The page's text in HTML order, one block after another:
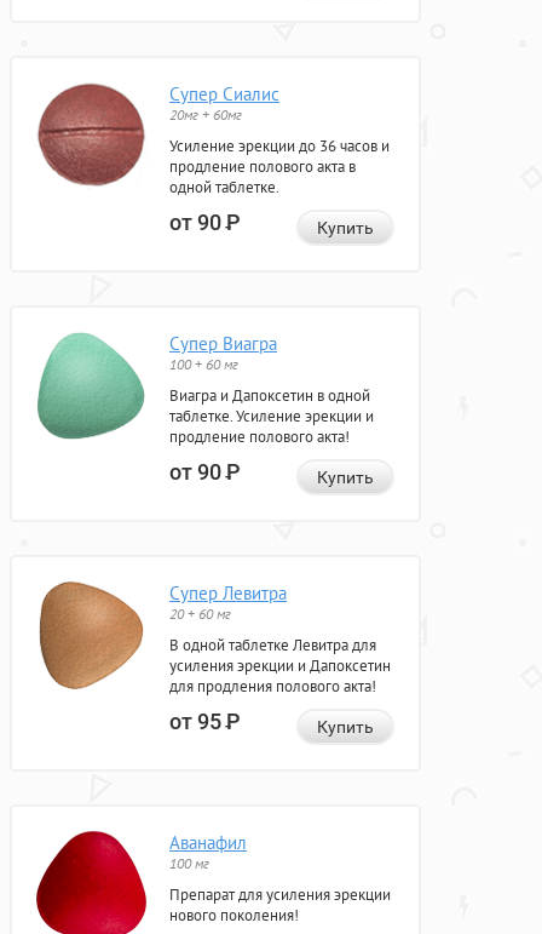
Супер Сиалис
20мг + 60мг
Усиление эрекции до 36 часов и
продление полового акта в
одной таблетке.
от 90Р Купить
Супер Виагра
100 + 60 мг
Виагра и Дапоксетин в одной
таблетке. Усиление эрекции и
продление полового акта!
от 90Р Купить
Супер Левитра
20 + 60 мг
В одной таблетке Левитра для
усиления эрекции и Дапоксетин
для продления полового акта!
от 95Р Купить
Аванафил
100 мг
Препарат для усиления эрекции
нового поколения!